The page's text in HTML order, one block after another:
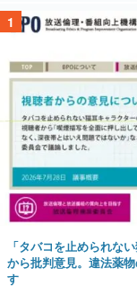
1
「タバコを止められな
から批判意見。違法薬
す